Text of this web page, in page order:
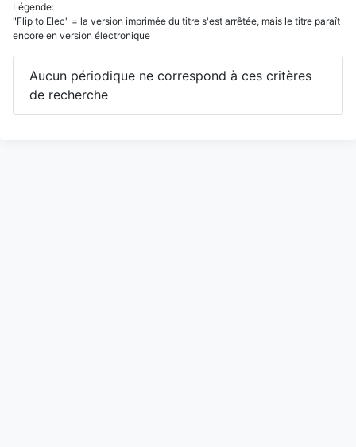
Légende:
"Flip to Elec" = la version imprimée du titre s'est arrêtée, mais le titre paraît
encore en version électronique
Aucun périodique ne correspond à ces critères
de recherche